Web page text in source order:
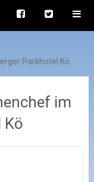
Parkhotel Kö
im
Kö